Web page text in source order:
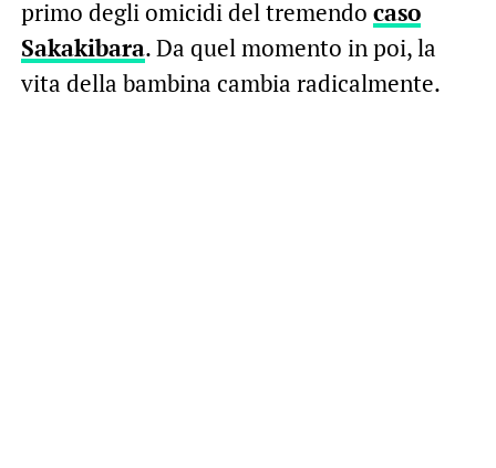
primo degli omicidi del tremendo caso
Sakakibara. Da quel momento in poi, la
vita della bambina cambia radicalmente.